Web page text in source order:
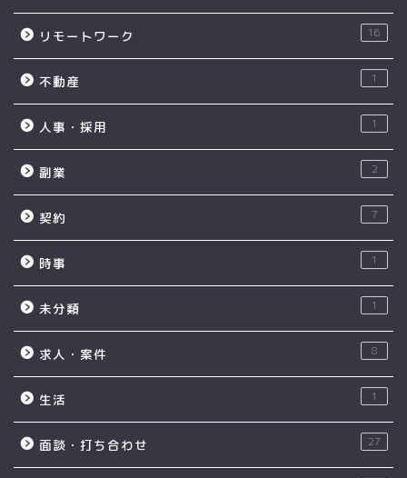
リモートワーク 16
不動産 1
人事・採用 1
副業 2
契約 7
時事 1
未分類 1
求人・案件 8
生活 1
面談・打ち合わせ 27